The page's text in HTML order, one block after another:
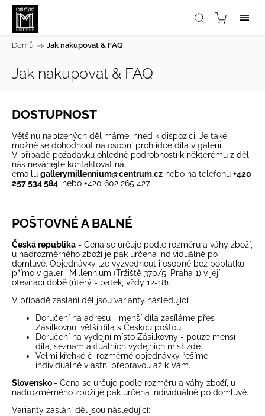
Domů / Jak nakupovat & FAQ
Jak nakupovat & FAQ
DOSTUPNOST
Většinu nabízených děl máme ihned k dispozici. Je také
možné se dohodnout na osobní prohlídce díla v galerii.
V případě požadavku ohledně podrobností k některému z děl
nás neváhejte kontaktovat na
emailu gallerymillennium@centrum.cz nebo na telefonu +420
257 534 584 nebo +420 602 265 427.
POŠTOVNÉ A BALNÉ
Česká republika - Cena se určuje podle rozměru a váhy zboží,
u nadrozměrného zboží je pak určena individuálně po
domluvě. Objednávky lze vyzvednout i osobně bez poplatku
přímo v galerii Millennium (Tržiště 370/5, Praha 1) v její
otevírací době (úterý - pátek, vždy 12-18).
V případě zaslání děl jsou varianty následující:
Doručení na adresu - menší díla zasíláme přes
Zásilkovnu, větší díla s Českou poštou.
Doručení na výdejní místo Zásilkovny - pouze menší
díla, seznam aktuálních výdejních míst zde.
Velmi křehké či rozměrné objednávky řešíme
individuálně vlastní přepravou až k Vám.
Slovensko - Cena se určuje podle rozměru a váhy zboží, u
nadrozměrného zboží je pak určena individuálně po domluvě.
Varianty zaslání děl jsou následující: